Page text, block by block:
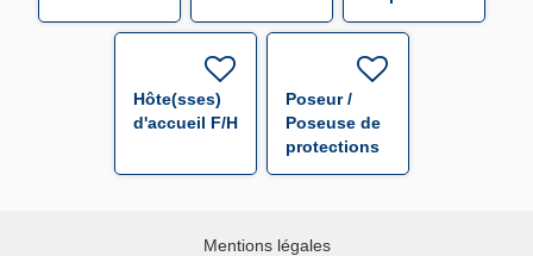
CHR Bel Air
Thionville
F/H
Hôte(sses)
d'accueil F/H
Poseur /
Poseuse de
protections
temporaires
Mentions légales